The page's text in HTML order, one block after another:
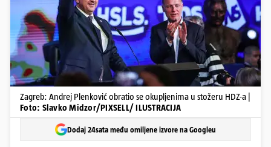
Zagreb: Andrej Plenković obratio se okupljenima u stožeru HDZ-a |
Foto: Slavko Midzor/PIXSELL/ ILUSTRACIJA
Dodaj 24sata među omiljene izvore na Googleu